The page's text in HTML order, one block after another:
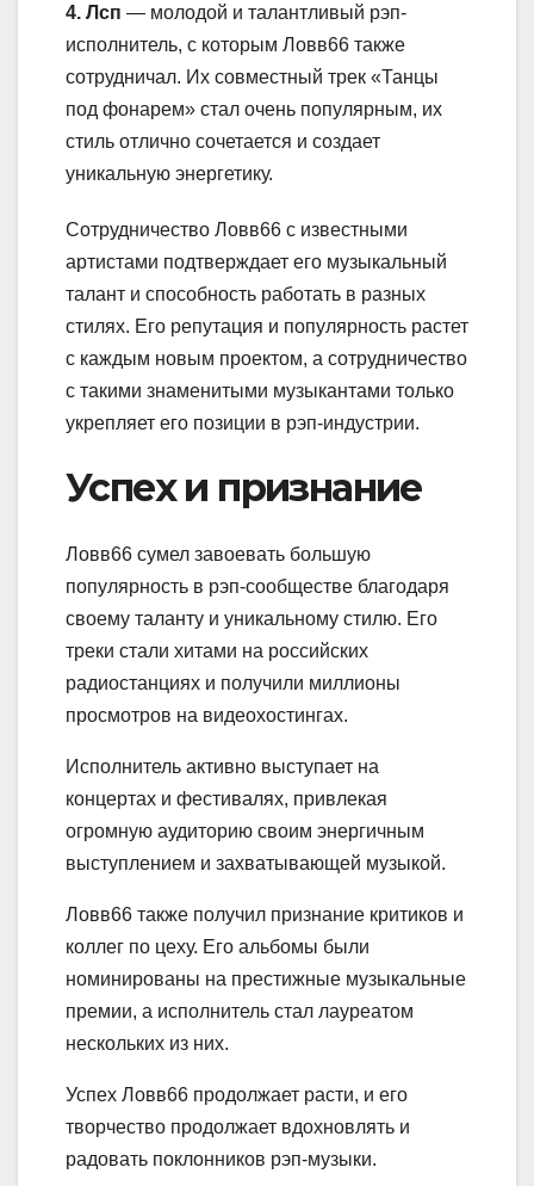
4. Лсп — молодой и талантливый рэп-
исполнитель, с которым Ловв66 также
сотрудничал. Их совместный трек «Танцы
под фонарем» стал очень популярным, их
стиль отлично сочетается и создает
уникальную энергетику.
Сотрудничество Ловв66 с известными
артистами подтверждает его музыкальный
талант и способность работать в разных
стилях. Его репутация и популярность растет
с каждым новым проектом, а сотрудничество
с такими знаменитыми музыкантами только
укрепляет его позиции в рэп-индустрии.
Успех и признание
Ловв66 сумел завоевать большую
популярность в рэп-сообществе благодаря
своему таланту и уникальному стилю. Его
треки стали хитами на российских
радиостанциях и получили миллионы
просмотров на видеохостингах.
Исполнитель активно выступает на
концертах и фестивалях, привлекая
огромную аудиторию своим энергичным
выступлением и захватывающей музыкой.
Ловв66 также получил признание критиков и
коллег по цеху. Его альбомы были
номинированы на престижные музыкальные
премии, а исполнитель стал лауреатом
нескольких из них.
Успех Ловв66 продолжает расти, и его
творчество продолжает вдохновлять и
радовать поклонников рэп-музыки.